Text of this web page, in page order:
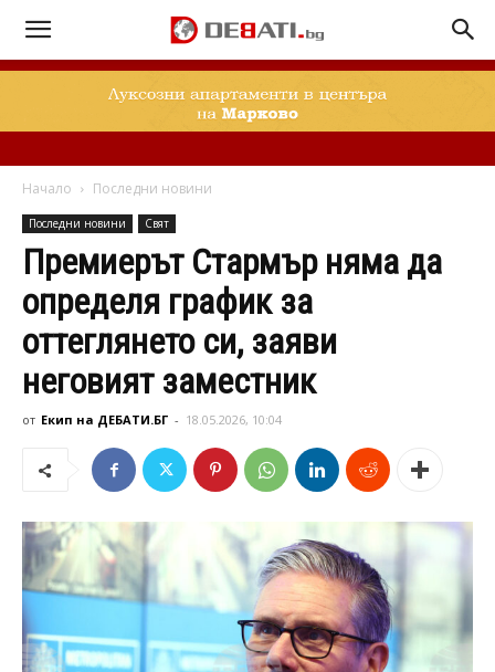
Начало Последни новини
Последни новини Свят
Премиерът Стармър няма да
определя график за
оттеглянето си, заяви
неговият заместник
от Екип на ДЕБАТИ.БГ - 18.05.2026, 10:04